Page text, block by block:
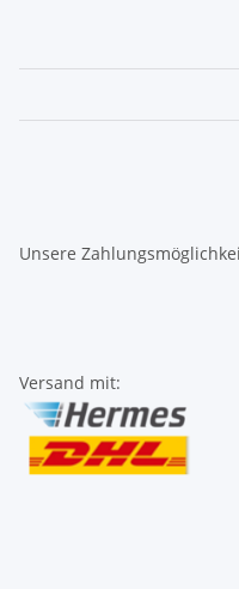
Unsere
Versand mit: